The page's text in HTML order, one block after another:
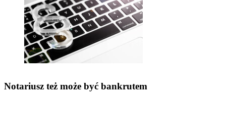
Notariusz też może być bankrutem